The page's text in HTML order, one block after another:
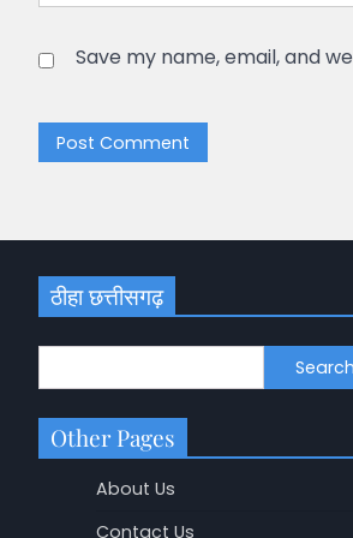
Save my name, email, and
ठीहा छत्तीसगढ़
Search
Other Pages
About Us
Contact Us